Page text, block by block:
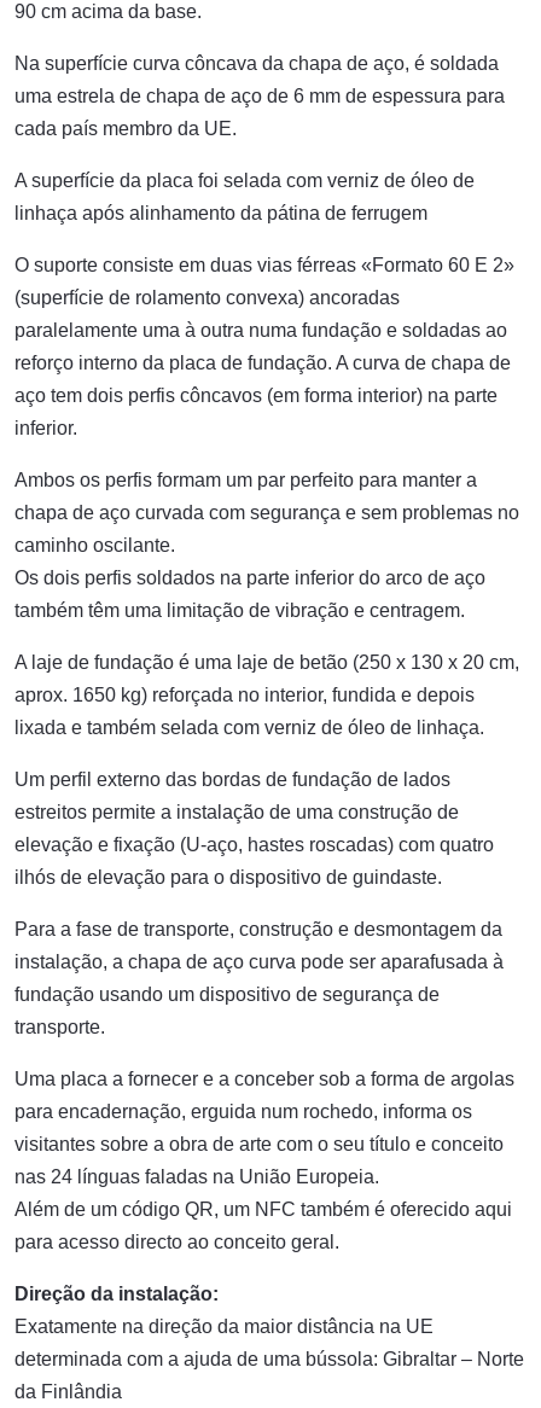
90 cm acima da base.
Na superfície curva côncava da chapa de aço, é soldada
uma estrela de chapa de aço de 6 mm de espessura para
cada país membro da UE.
A superfície da placa foi selada com verniz de óleo de
linhaça após alinhamento da pátina de ferrugem
O suporte consiste em duas vias férreas «Formato 60 E 2»
(superfície de rolamento convexa) ancoradas
paralelamente uma à outra numa fundação e soldadas ao
reforço interno da placa de fundação. A curva de chapa de
aço tem dois perfis côncavos (em forma interior) na parte
inferior.
Ambos os perfis formam um par perfeito para manter a
chapa de aço curvada com segurança e sem problemas no
caminho oscilante.
Os dois perfis soldados na parte inferior do arco de aço
também têm uma limitação de vibração e centragem.
A laje de fundação é uma laje de betão (250 x 130 x 20 cm,
aprox. 1650 kg) reforçada no interior, fundida e depois
lixada e também selada com verniz de óleo de linhaça.
Um perfil externo das bordas de fundação de lados
estreitos permite a instalação de uma construção de
elevação e fixação (U-aço, hastes roscadas) com quatro
ilhós de elevação para o dispositivo de guindaste.
Para a fase de transporte, construção e desmontagem da
instalação, a chapa de aço curva pode ser aparafusada à
fundação usando um dispositivo de segurança de
transporte.
Uma placa a fornecer e a conceber sob a forma de argolas
para encadernação, erguida num rochedo, informa os
visitantes sobre a obra de arte com o seu título e conceito
nas 24 línguas faladas na União Europeia.
Além de um código QR, um NFC também é oferecido aqui
para acesso directo ao conceito geral.
Direção da instalação:
Exatamente na direção da maior distância na UE
determinada com a ajuda de uma bússola: Gibraltar – Norte
da Finlândia